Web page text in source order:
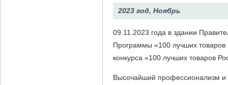
2023 год, Ноябрь
09.11.2023 года в здании
Программы «100 лучших
конкурса «100 лучших товаров
Высочайший профессионализм и